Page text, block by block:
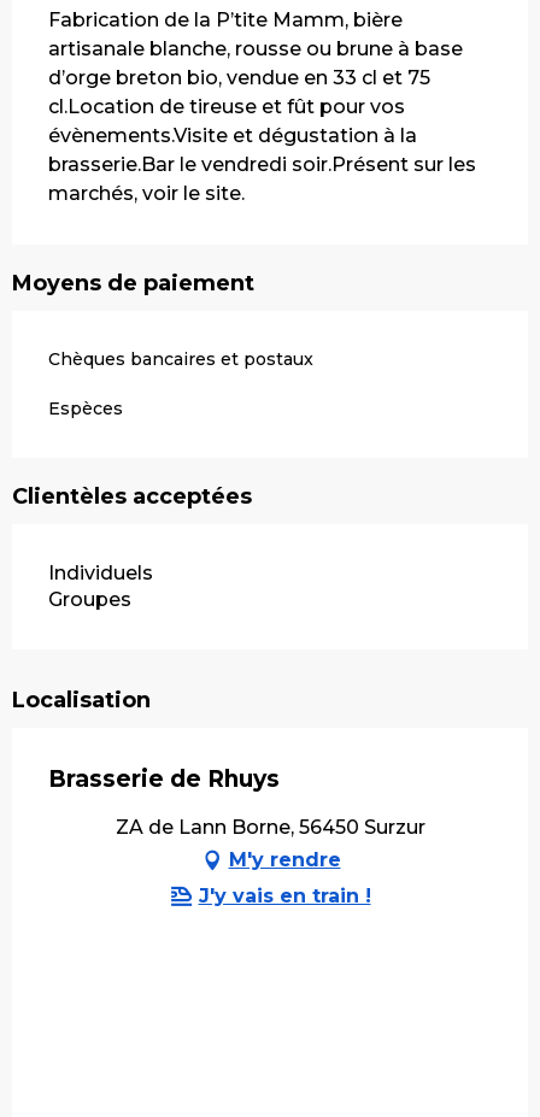
Fabrication de la P’tite Mamm, bière
artisanale blanche, rousse ou brune à base
d’orge breton bio, vendue en 33 cl et 75
cl.Location de tireuse et fût pour vos
évènements.Visite et dégustation à la
brasserie.Bar le vendredi soir.Présent sur les
marchés, voir le site.
Moyens de paiement
Chèques bancaires et postaux
Espèces
Clientèles acceptées
Individuels
Groupes
Localisation
Brasserie de Rhuys
ZA de Lann Borne, 56450 Surzur
M'y rendre
J'y vais en train !